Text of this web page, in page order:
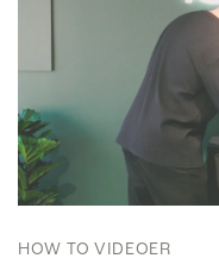
HOW TO VIDEOER